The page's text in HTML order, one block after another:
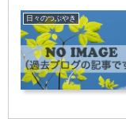
日々のつぶやき